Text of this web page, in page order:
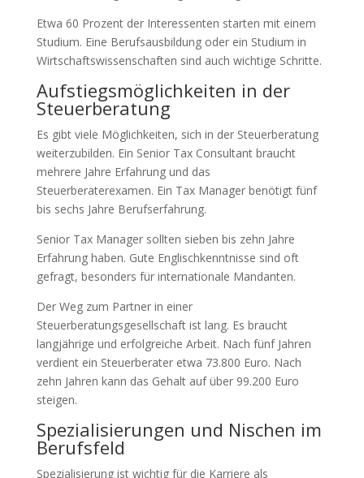
Etwa 60 Prozent der Interessenten starten mit einem
Studium. Eine Berufsausbildung oder ein Studium in
Wirtschaftswissenschaften sind auch wichtige Schritte.
Aufstiegsmöglichkeiten in der
Steuerberatung
Es gibt viele Möglichkeiten, sich in der Steuerberatung
weiterzubilden. Ein Senior Tax Consultant braucht
mehrere Jahre Erfahrung und das
Steuerberaterexamen. Ein Tax Manager benötigt fünf
bis sechs Jahre Berufserfahrung.
Senior Tax Manager sollten sieben bis zehn Jahre
Erfahrung haben. Gute Englischkenntnisse sind oft
gefragt, besonders für internationale Mandanten.
Der Weg zum Partner in einer
Steuerberatungsgesellschaft ist lang. Es braucht
langjährige und erfolgreiche Arbeit. Nach fünf Jahren
verdient ein Steuerberater etwa 73.800 Euro. Nach
zehn Jahren kann das Gehalt auf über 99.200 Euro
steigen.
Spezialisierungen und Nischen im
Berufsfeld
Spezialisierung ist wichtig für die Karriere als